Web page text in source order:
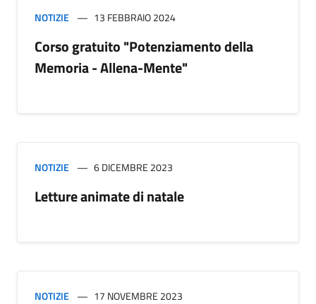
NOTIZIE 13 FEBBRAIO 2024
Corso gratuito "Potenziamento della
Memoria - Allena-Mente"
NOTIZIE 6 DICEMBRE 2023
Letture animate di natale
NOTIZIE 17 NOVEMBRE 2023